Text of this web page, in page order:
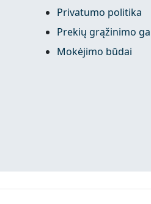
Privatumo politika
Prekių grąžinimo
Mokėjimo būdai